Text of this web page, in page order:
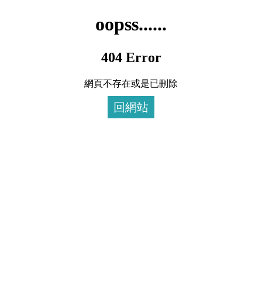
oopss......
404 Error
網頁不存在或是已刪除
回網站